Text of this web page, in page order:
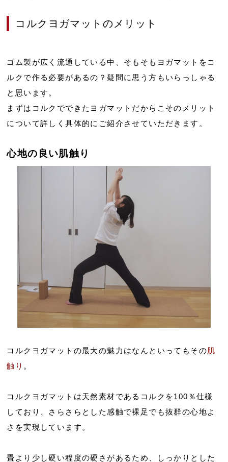
コルクヨガマットのメリット
ゴム製が広く流通している中、そもそもヨガマットをコ
ルクで作る必要があるの？疑問に思う方もいらっしゃる
と思います。
まずはコルクでできたヨガマットだからこそのメリット
について詳しく具体的にご紹介させていただきます。
心地の良い肌触り
コルクヨガマットの最大の魅力はなんといってもその肌
触り 。
コルクヨガマットは天然素材であるコルクを100％仕様
しており、さらさらとした感触で裸足でも抜群の心地よ
さを実現しています。
畳より少し硬い程度の硬さがあるため、しっかりとした